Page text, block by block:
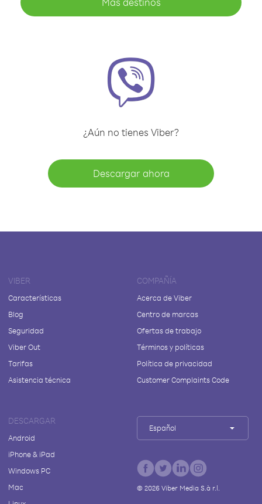
¿Aún no tienes Viber?
Descargar ahora
VIBER
Características
Blog
Seguridad
Viber Out
Tarifas
Asistencia técnica
COMPAÑÍA
Acerca de Viber
Centro de marcas
Ofertas de trabajo
Términos y políticas
Política de privacidad
Customer Complaints Code
DESCARGAR
Android
iPhone & iPad
Windows PC
Mac
Español
© 2026Viber Media S.à r.l.